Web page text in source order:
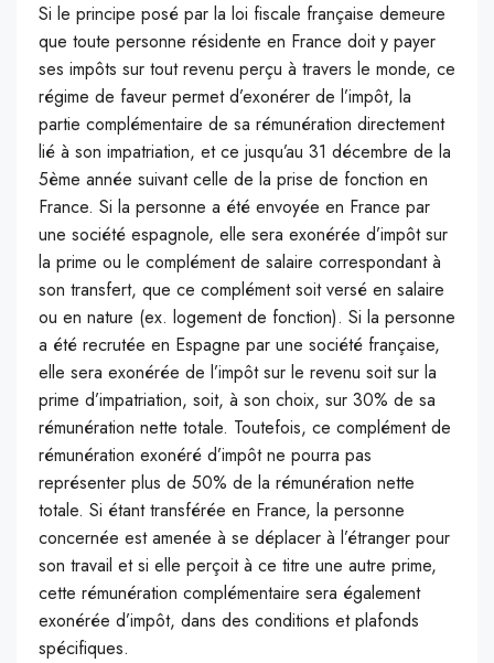
Si le principe posé par la loi fiscale française demeure
que toute personne résidente en France doit y payer
ses impôts sur tout revenu perçu à travers le monde, ce
régime de faveur permet d’exonérer de l’impôt, la
partie complémentaire de sa rémunération directement
lié à son impatriation, et ce jusqu’au 31 décembre de la
5ème année suivant celle de la prise de fonction en
France. Si la personne a été envoyée en France par
une société espagnole, elle sera exonérée d’impôt sur
la prime ou le complément de salaire correspondant à
son transfert, que ce complément soit versé en salaire
ou en nature (ex. logement de fonction). Si la personne
a été recrutée en Espagne par une société française,
elle sera exonérée de l’impôt sur le revenu soit sur la
prime d’impatriation, soit, à son choix, sur 30% de sa
rémunération nette totale. Toutefois, ce complément de
rémunération exonéré d’impôt ne pourra pas
représenter plus de 50% de la rémunération nette
totale. Si étant transférée en France, la personne
concernée est amenée à se déplacer à l’étranger pour
son travail et si elle perçoit à ce titre une autre prime,
cette rémunération complémentaire sera également
exonérée d’impôt, dans des conditions et plafonds
spécifiques.